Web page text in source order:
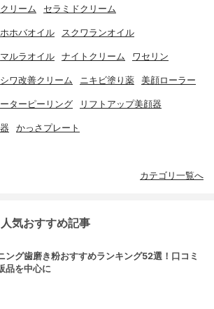
リーム セラミドクリーム
ホホバオイル スクワランオイル
マルラオイル ナイトクリーム ワセリン
シワ改善クリーム ニキビ塗り薬 美顔ローラー
ターピーリング リフトアップ美顔器
かっさプレート
カテゴリ一覧へ
気おすすめ記事
ング歯磨き粉おすすめランキング52選！口コミ
品を中心に